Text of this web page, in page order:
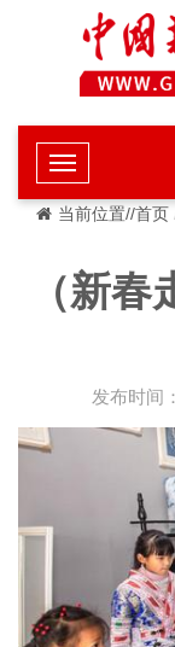
当前位置//首页
（新
发布时间